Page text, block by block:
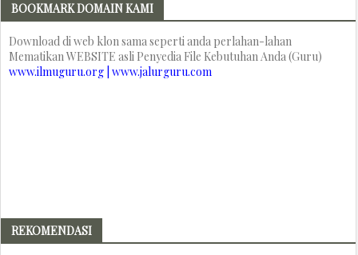
BOOKMARK DOMAIN KAMI
Download di web klon sama seperti anda perlahan-lahan
Mematikan WEBSITE asli Penyedia File Kebutuhan Anda (Guru)
www.ilmuguru.org | www.jalurguru.com
REKOMENDASI